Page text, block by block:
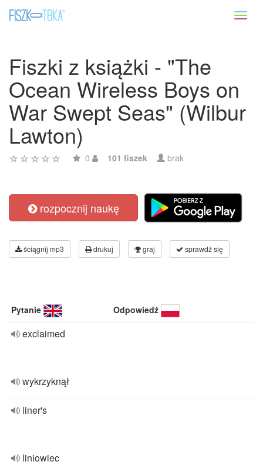
Fiszki z książki - "The
Ocean Wireless Boys on
War Swept Seas" (Wilbur
Lawton)
0 101 fiszek brak
rozpocznij naukę
ściągnij mp3 drukuj graj sprawdź się
Pytanie Odpowiedź
exclaimed
wykrzyknął
liner's
liniowiec